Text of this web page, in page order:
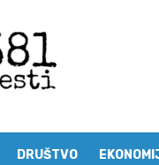
DRUŠTVO